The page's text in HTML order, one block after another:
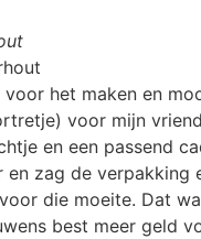
het maken en
voor mijn
en een passend
en zag de verpakking
die moeite. Dat
best meer geld